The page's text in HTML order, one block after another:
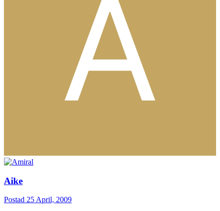
Aike
Postad 25 April, 2009